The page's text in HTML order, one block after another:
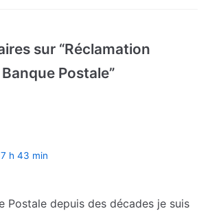
sur “Réclamation
Postale”
h 43 min
Postale depuis des décades je suis